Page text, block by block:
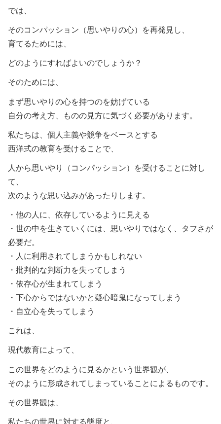
では、
そのコンパッション（思いやりの心）を再発見し、
育てるためには、
どのようにすればよいのでしょうか？
そのためには、
まず思いやりの心を持つのを妨げている
自分の考え方、ものの見方に気づく必要があります。
私たちは、個人主義や競争をベースとする
西洋式の教育を受けることで、
人から思いやり（コンパッション）を受けることに対し
て、
次のような思い込みがあったりします。
・他の人に、依存しているように見える
・世の中を生きていくには、思いやりではなく、タフさが
必要だ。
・人に利用されてしまうかもしれない
・批判的な判断力を失ってしまう
・依存心が生まれてしまう
・下心からではないかと疑心暗鬼になってしまう
・自立心を失ってしまう
これは、
現代教育によって、
この世界をどのように見るかという世界観が、
そのように形成されてしまっていることによるものです。
その世界観は、
私たちの世界に対する態度と、